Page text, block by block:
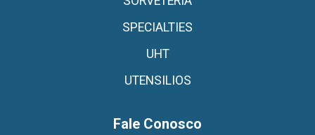
SPECIALTIES
UHT
UTENSILIOS
Fale Conosco